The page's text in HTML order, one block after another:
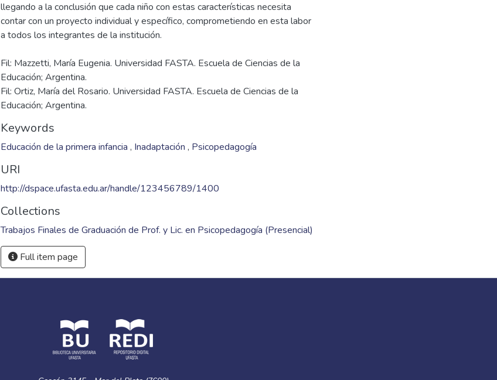
llegando a la conclusión que cada niño con estas características necesita
contar con un proyecto individual y específico, comprometiendo en esta labor
Fil: Mazzetti, María Eugenia. Universidad FASTA. Escuela de Ciencias de la
Educación; Argentina.
Fil: Ortiz, María del Rosario. Universidad FASTA. Escuela de Ciencias de la
Educación; Argentina.
Keywords
Educación de la primera infancia , Inadaptación , Psicopedagogía
URI
http://dspace.ufasta.edu.ar/handle/123456789/1400
Collections
Trabajos Finales de Graduación de Prof. y Lic. en Psicopedagogía (Presencial)
Full item page